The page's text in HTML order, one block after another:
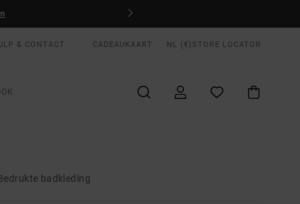
& CONTACT CADEAUKAART NL (€) STORE LOCATOR
badkleding